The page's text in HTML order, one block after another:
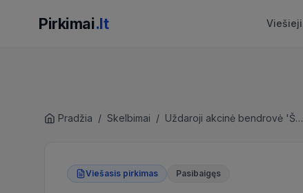
Pirkimai.lt
Pradžia / Skelbimai / Uždaroji akcinė bendrovė 'Šiaulių vandenys'
Viešasis pirkimas Pasibaigęs